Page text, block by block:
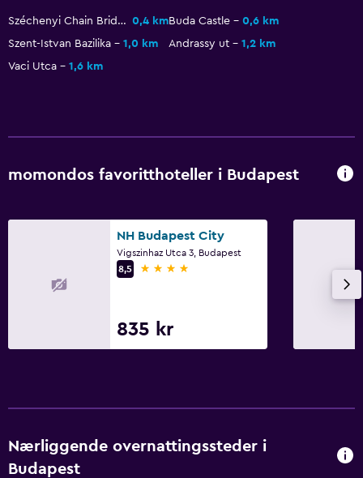
Helse og sikkerhet
Daglig rengjøring
Safe
Ekstra lange senger (> 2 meter)
Széchenyi Chain Bridge 0,4 kmBuda Castle
0,6 km
Szent-Istvan Bazilika
1,0 km Andrassy ut
1,2 km
Vaci Utca
1,6 km
momondos favoritthoteller i Budapest
NH Budapest City
Vigszinhaz Utca 3, Budapest
8,5
4 stjerner
835 kr
Nærliggende overnattingssteder i
Budapest